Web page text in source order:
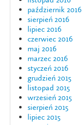
październik 2016
sierpień 2016
lipiec 2016
czerwiec 2016
maj 2016
marzec 2016
styczeń 2016
grudzień 2015
listopad 2015
wrzesień 2015
sierpień 2015
lipiec 2015